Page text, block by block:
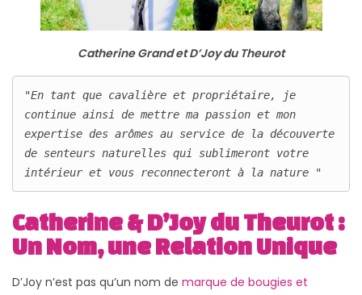
Catherine Grand et D’Joy du Theurot
"En tant que cavalière et propriétaire, je
continue ainsi de mettre ma passion et mon
expertise des arômes au service de la découverte
de senteurs naturelles qui sublimeront votre
intérieur et vous reconnecteront à la nature "
Catherine & D’Joy du Theurot :
Un Nom, une Relation Unique
D’Joy n’est pas qu’un nom de marque de bougies et